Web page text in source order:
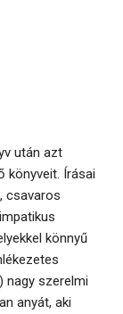
után azt
könyveit. Írásai
csavaros
könnyű
nagy szerelmi
anyát, aki